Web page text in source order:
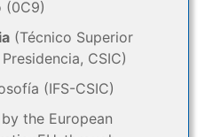
(0C9)
(Técnico Superior
CSIC)
(IFS-CSIC)
the European